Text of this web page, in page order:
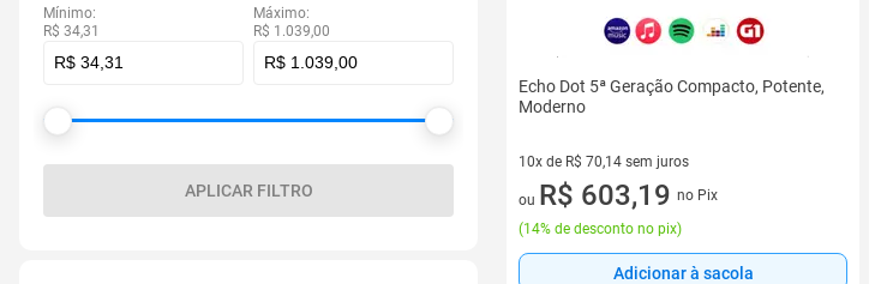
Mínimo:
R$ 34,31
Máximo:
R$ 1.039,00
APLICAR FILTRO
Echo Dot 5ª Geração Compacto, Potente,
Moderno
10x de R$ 70,14 sem juros
10 vez de R$ 70,14 sem juros
ou R$ 603,19 no Pix
(14% de desconto no pix)
Adicionar à sacola